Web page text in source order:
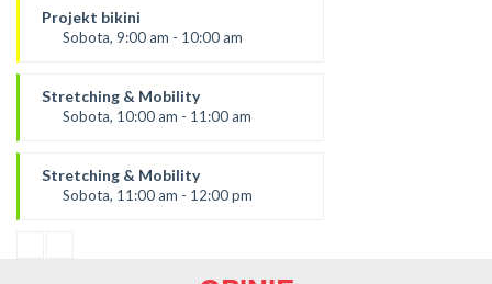
Rafał
*Zajęcia dla dorosłych i dzieci
Projekt bikini
Sobota, 9:00 am - 10:00 am
Ola C.
* Zajęcia dla dorosłych i dzieci
Stretching & Mobility
Sobota, 10:00 am - 11:00 am
Ola C.
*Zajęcia dla dorosłych i dzieci
Stretching & Mobility
Sobota, 11:00 am - 12:00 pm